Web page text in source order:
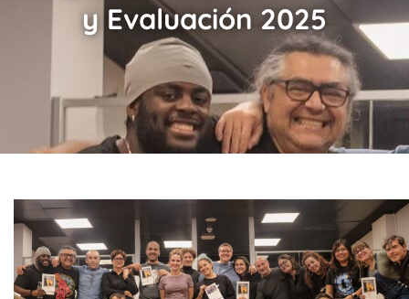
y Evaluación 2025